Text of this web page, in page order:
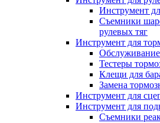
Инструмент
Съемники
рулевых тяг
Инструмент для
Тестеры
Клещи для
Замена
Инструмент для
Инструмент для
Съемники